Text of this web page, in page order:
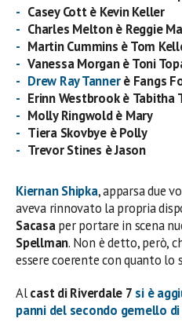
Casey Cott è Kevin Keller
Charles Melton è Reggie
Martin Cummins è Tom
Vanessa Morgan è Toni
Drew Ray Tanner è Fangs
Erinn Westbrook è Tabitha
Molly Ringwold è Mary
Tiera Skovbye è Polly
Trevor Stines è Jason
Kiernan Shipka, apparsa due
aveva rinnovato la propria
Sacasaper portare in scena
Spellman. Non è detto, però,
essere coerente con quanto lo
Alcast di Riverdale 7 si è
panni del secondo gemello di